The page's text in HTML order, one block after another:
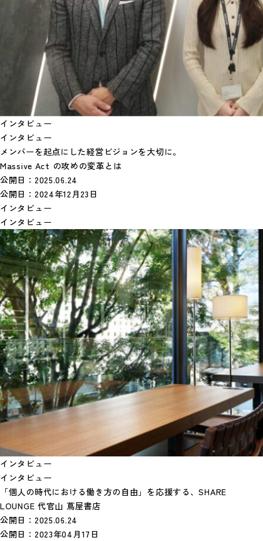
インタビュー
インタビュー
メンバーを起点にした経営ビジョンを大切に。
Massive Act の攻めの変革とは
公開日： 2025.06.24
公開日： 2024年12月23日
インタビュー
インタビュー
インタビュー
インタビュー
「個人の時代における働き方の自由」を応援する、SHARE
LOUNGE 代官山 蔦屋書店
公開日： 2025.06.24
公開日： 2023年04月17日